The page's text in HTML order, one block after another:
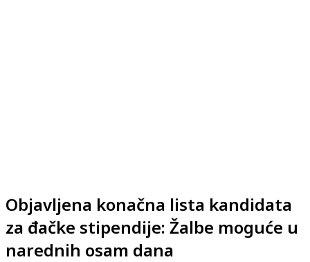
Objavljena konačna lista kandidata
za đačke stipendije: Žalbe moguće u
narednih osam dana